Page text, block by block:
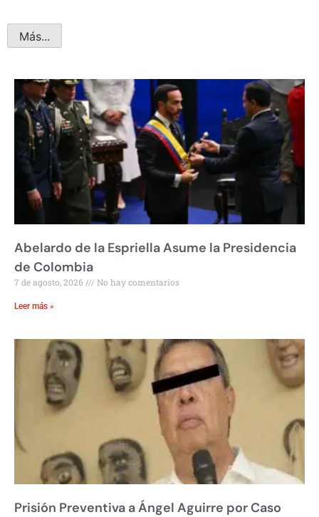
Más...
Abelardo de la Espriella Asume la Presidencia
de Colombia
7 de agosto, 2026 No hay comentarios
Leer más »
Prisión Preventiva a Ángel Aguirre por Caso